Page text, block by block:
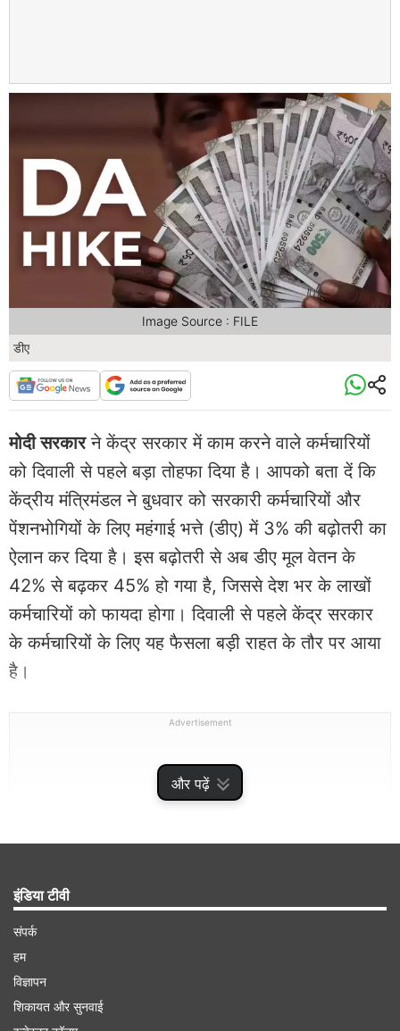
और पढ़ें
डीए
Image Source : FILE
मोदी सरकारने केंद्र सरकार में काम करने वाले कर्मचारियों
को दिवाली से पहले बड़ा तोहफा दिया है। आपको बता दें कि
केंद्रीय मंत्रिमंडल ने बुधवार को सरकारी कर्मचारियों और
पेंशनभोगियों के लिए महंगाई भत्ते (डीए) में 3% की बढ़ोतरी का
ऐलान कर दिया है। इस बढ़ोतरी से अब डीए मूल वेतन के
42% से बढ़कर 45% हो गया है, जिससे देश भर के लाखों
कर्मचारियों को फायदा होगा। दिवाली से पहले केंद्र सरकार
के कर्मचारियों के लिए यह फैसला बड़ी राहत के तौर पर आया
है।
Advertisement
इतनी बढ़ेगी सैलरी
डीए में 3% की बढ़ोतरी के बाद, एक एंट्री-लेवल सरकारी
इंडिया टीवी
संपर्क
हम
विज्ञापन
शिकायत और सुनवाई